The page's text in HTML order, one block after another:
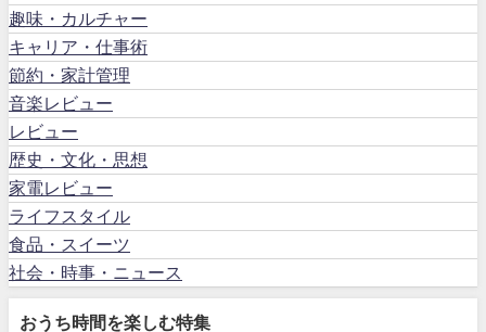
趣味・カルチャー
キャリア・仕事術
節約・家計管理
音楽レビュー
レビュー
歴史・文化・思想
家電レビュー
ライフスタイル
食品・スイーツ
社会・時事・ニュース
おうち時間を楽しむ特集